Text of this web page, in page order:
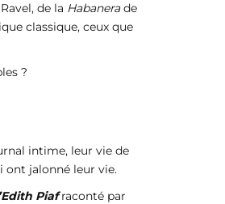
de la Habanerade
classique, ceux que
?
intime, leur vie de
ont jalonné leur vie.
Piafraconté par